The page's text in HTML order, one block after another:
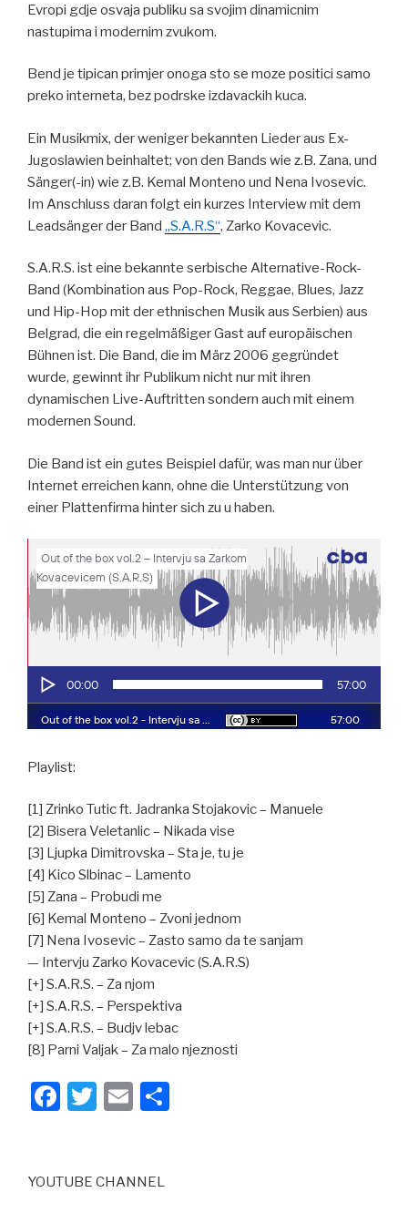
Evropi gdje osvaja publiku sa svojim dinamicnim
nastupima i modernim zvukom.
Bend je tipican primjer onoga sto se moze positici samo
preko interneta, bez podrske izdavackih kuca.
Ein Musikmix, der weniger bekannten Lieder aus Ex-
Jugoslawien beinhaltet; von den Bands wie z.B. Zana, und
Sänger(-in) wie z.B. Kemal Monteno und Nena Ivosevic.
Im Anschluss daran folgt ein kurzes Interview mit dem
Leadsänger der Band „S.A.R.S“, Zarko Kovacevic.
S.A.R.S. ist eine bekannte serbische Alternative-Rock-
Band (Kombination aus Pop-Rock, Reggae, Blues, Jazz
und Hip-Hop mit der ethnischen Musik aus Serbien) aus
Belgrad, die ein regelmäßiger Gast auf europäischen
Bühnen ist. Die Band, die im März 2006 gegründet
wurde, gewinnt ihr Publikum nicht nur mit ihren
dynamischen Live-Auftritten sondern auch mit einem
modernen Sound.
Die Band ist ein gutes Beispiel dafür, was man nur über
Internet erreichen kann, ohne die Unterstützung von
einer Plattenfirma hinter sich zu u haben.
Playlist:
[1] Zrinko Tutic ft. Jadranka Stojakovic – Manuele
[2] Bisera Veletanlic – Nikada vise
[3] Ljupka Dimitrovska – Sta je, tu je
[4] Kico Slbinac – Lamento
[5] Zana – Probudi me
[6] Kemal Monteno – Zvoni jednom
[7] Nena Ivosevic – Zasto samo da te sanjam
— Intervju Zarko Kovacevic (S.A.R.S)
[+] S.A.R.S. – Za njom
[+] S.A.R.S. – Perspektiva
[+] S.A.R.S. – Budjv lebac
[8] Parni Valjak – Za malo njeznosti
F
e
T
er
E
YOUTUBE CHANNEL